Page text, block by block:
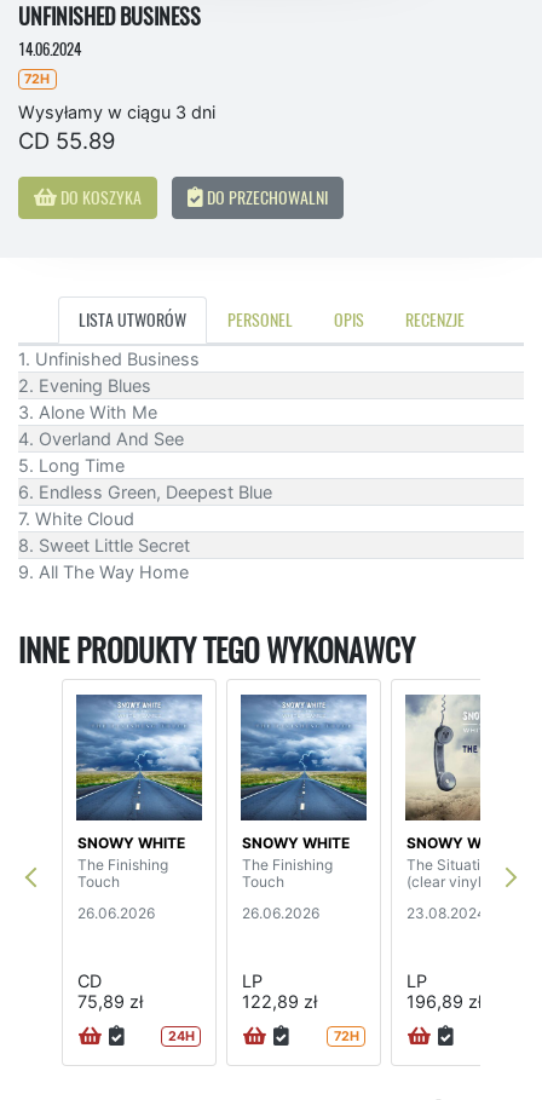
UNFINISHED BUSINESS
14.06.2024
72H
Wysyłamy w ciągu 3 dni
CD 55.89
DO KOSZYKA DO PRZECHOWALNI
LISTA UTWORÓW PERSONEL OPIS RECENZJE
1. Unfinished Business
2. Evening Blues
3. Alone With Me
4. Overland And See
5. Long Time
6. Endless Green, Deepest Blue
7. White Cloud
8. Sweet Little Secret
9. All The Way Home
INNE PRODUKTY TEGO WYKONAWCY
SNOWY WHITE
The Finishing
Touch
26.06.2026
CD
75,89 zł
24H
SNOWY WHITE
The Finishing
Touch
26.06.2026
LP
122,89 zł
72H
SNOWY WHITE
The Situation
(clear vinyl) (2LP)
23.08.2024
LP
196,89 zł